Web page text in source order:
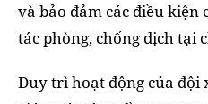
và bảo đảm các điều kiện
tác phòng, chống dịch tại
Duy trì hoạt động của đội